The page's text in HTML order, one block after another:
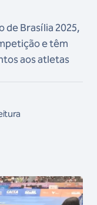
de Brasília 2025,
e têm
aos atletas